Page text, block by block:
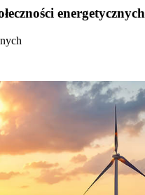
energetycznych